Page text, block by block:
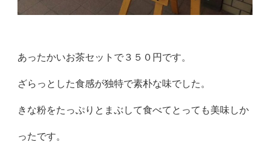
あったかいお茶セットで３５０円です。
ざらっとした食感が独特で素朴な味でした。
きな粉をたっぷりとまぶして食べてとっても美味しか
ったです。